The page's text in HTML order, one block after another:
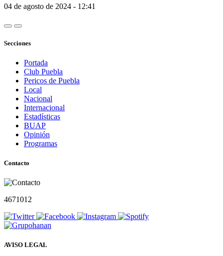
04 de agosto de 2024 - 12:41
Secciones
Portada
Club Puebla
Pericos de Puebla
Local
Nacional
Internacional
Estadísticas
BUAP
Opinión
Programas
Contacto
4671012
AVISO LEGAL